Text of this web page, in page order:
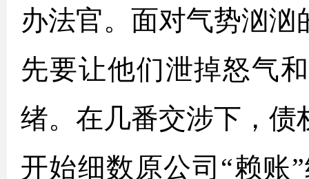
办法官。面对气势汹
先要让他们泄掉怒气
绪。在几番交涉下，债
开始细数原公司“赖账